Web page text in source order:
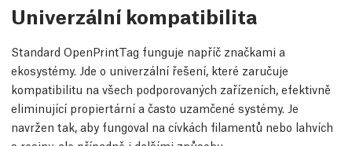
Univerzální kompatibilita
Standard OpenPrintTag funguje napříč značkami a
ekosystémy. Jde o univerzální řešení, které zaručuje
kompatibilitu na všech podporovaných zařízeních, efektivně
eliminující propiertární a často uzamčené systémy. Je
navržen tak, aby fungoval na cívkách filamentů nebo lahvích